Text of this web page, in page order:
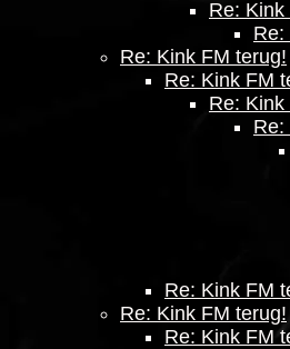
Re:
Re:
Re: Kink FM terug!
Re: Kink FM
Re: Kink
Re:
Re: Kink FM
Re: Kink FM terug!
Re: Kink FM